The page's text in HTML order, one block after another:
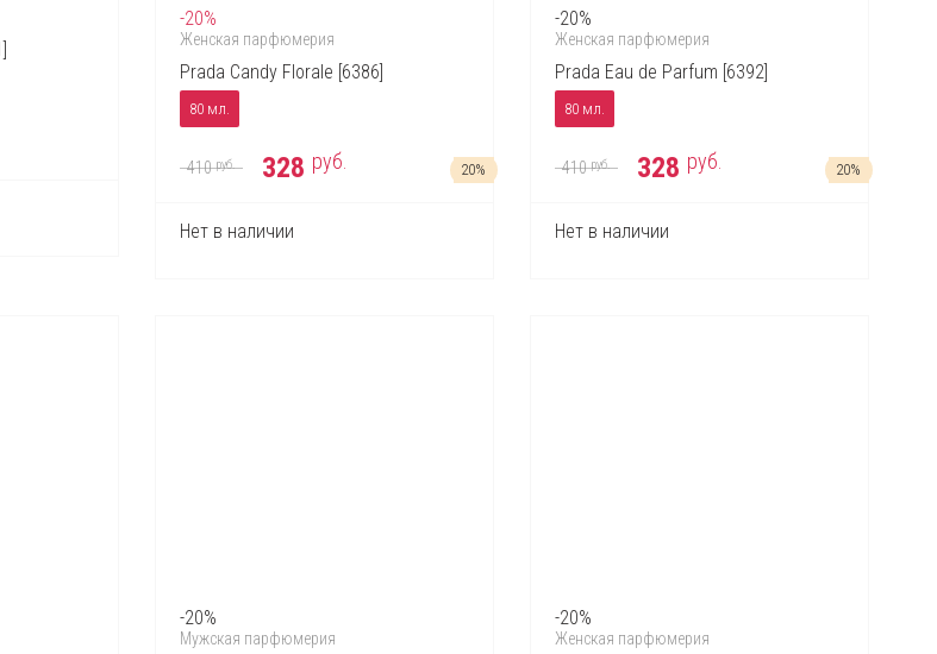
-20%
Женская парфюмерия
Prada Candy Florale [6386]
80 мл.
20%
410руб. 328 руб.
Нет в наличии
-20%
Женская парфюмерия
Prada Eau de Parfum [6392]
80 мл.
20%
410руб. 328 руб.
Нет в наличии
-20%
Мужская парфюмерия
-20%
Женская парфюмерия